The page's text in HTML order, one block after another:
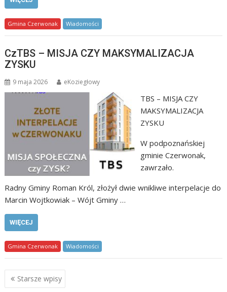
Gmina Czerwonak Wiadomości
CzTBS – MISJA CZY MAKSYMALIZACJA
ZYSKU
9 maja 2026 eKoziegłowy
TBS – MISJA CZY
MAKSYMALIZACJA
ZYSKU
W podpoznańskiej
gminie Czerwonak,
zawrzało.
Radny Gminy Roman Król, złożył dwie wnikliwe interpelacje do
Marcin Wojtkowiak – Wójt Gminy …
WIĘCEJ
Gmina Czerwonak Wiadomości
Nawigacja
Starsze wpisy